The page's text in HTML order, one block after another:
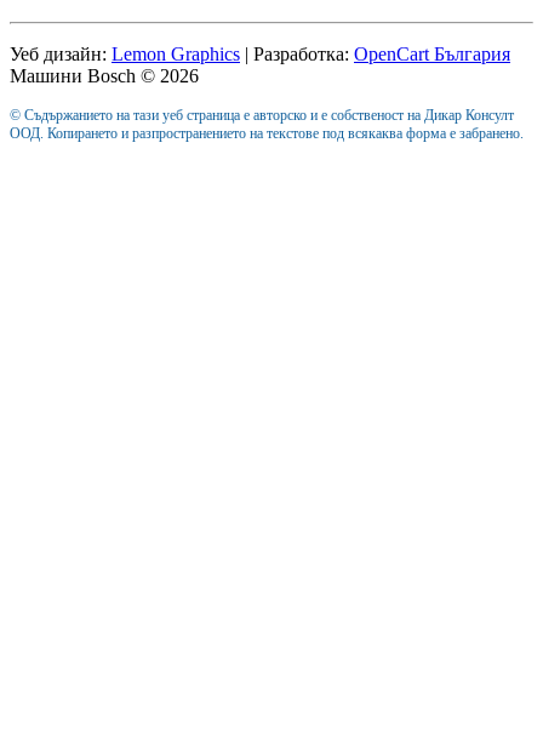
Уеб дизайн: Lemon Graphics | Разработка: OpenCart България
Машини Bosch © 2026
© Съдържанието на тази уеб страница е авторско и е собственост на Дикар Консулт
ООД. Копирането и разпространението на текстове под всякаква форма е забранено.